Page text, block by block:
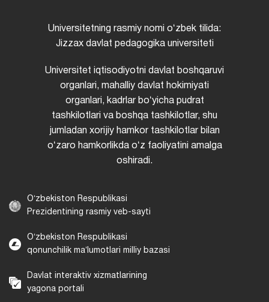
Universitetning rasmiy nomi oʻzbek tilida:
Jizzax davlat pedagogika universiteti
Universitet iqtisodiyotni davlat boshqaruvi
organlari, mahalliy davlat hokimiyati
organlari, kadrlar boʻyicha pudrat
tashkilotlari va boshqa tashkilotlar, shu
jumladan xorijiy hamkor tashkilotlar bilan
oʻzaro hamkorlikda oʻz faoliyatini amalga
oshiradi.
Oʻzbekiston Respublikasi
Prezidentining rasmiy veb-sayti
Oʻzbekiston Respublikasi
qonunchilik maʼlumotlari milliy bazasi
Davlat interaktiv xizmatlarining
yagona portali